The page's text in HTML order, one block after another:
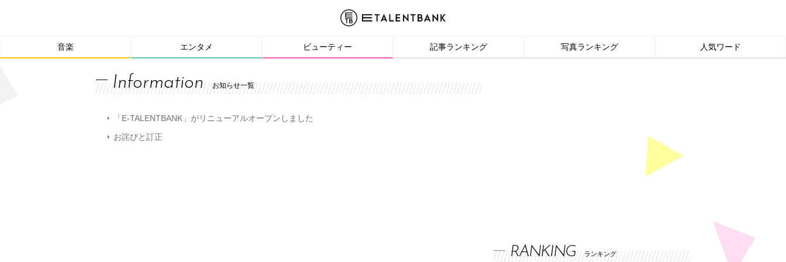
音楽 エンタメ ビューティー 記事ランキング 写真ランキング 人気ワード
Information お知らせ一覧
「E-TALENTBANK」がリニューアルオープンしました
お詫びと訂正
RANKING ランキング